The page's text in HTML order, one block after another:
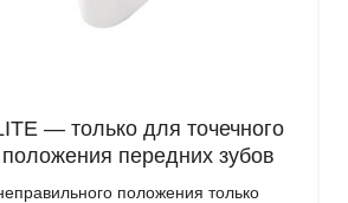
— только для точечного
передних зубов
положения только